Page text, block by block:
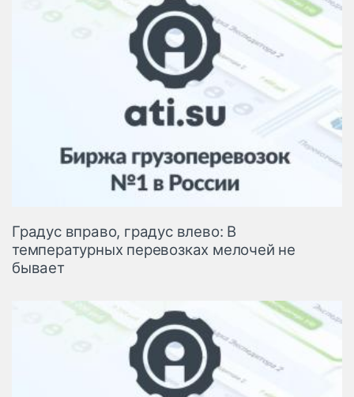
Градус вправо, градус влево: В
температурных перевозках мелочей не
бывает